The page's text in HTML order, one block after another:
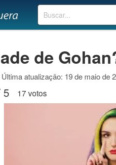
Buscar
de
atualização: 19 de maio de
5 17 votos